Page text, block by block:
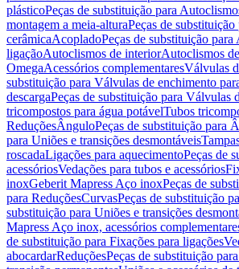
plásticoPeças de substituição para
montagem a meia-alturaPeças de
cerâmicaAcopladoPeças de substituição
ligaçãoAutoclismos de interiorAutoclismos
OmegaAcessórios complementaresVálvulas
substituição para Válvulas de enchimento
descargaPeças de substituição para Válvulas
tricompostos para água potávelTubos
ReduçõesÂnguloPeças de substituição para
para Uniões e transições desmontáveis
roscadaLigações para aquecimentoPeças de
acessóriosVedações para tubos e acessórios
inoxGeberit Mapress Aço inoxPeças de
para ReduçõesCurvasPeças de substituição
substituição para Uniões e transições
Mapress Aço inox, acessórios
de substituição para Fixações para ligações
abocardarReduçõesPeças de substituição